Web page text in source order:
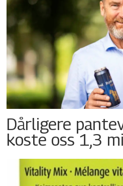
Dårligere
koste oss 1,3